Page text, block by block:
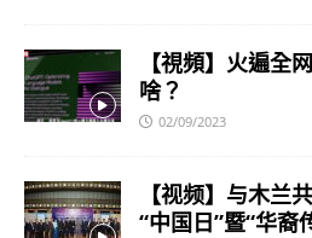
【視頻】火遍全
啥？
02/09/2023
【视频】与木兰
“中国日”暨“华裔